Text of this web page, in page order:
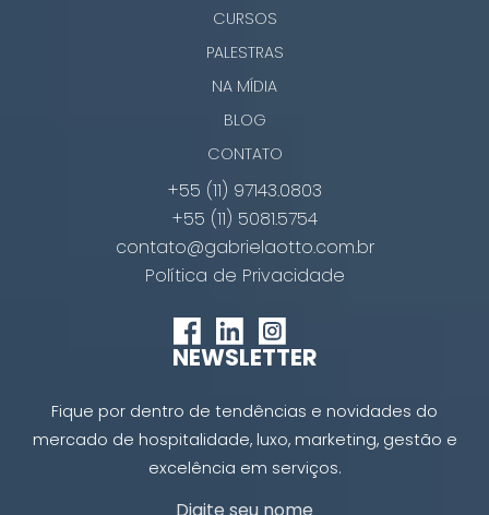
CURSOS
PALESTRAS
NA MÍDIA
BLOG
CONTATO
+55 (11) 97143.0803
+55 (11) 5081.5754
contato@gabrielaotto.com.br
Política de Privacidade
NEWSLETTER
Fique por dentro de tendências e novidades do
mercado de hospitalidade, luxo, marketing, gestão e
excelência em serviços.